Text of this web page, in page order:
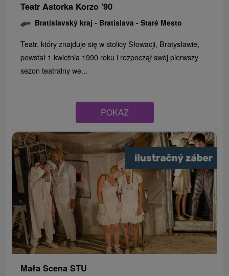
Teatr Astorka Korzo '90
Bratislavský kraj - Bratislava - Staré Mesto
Teatr, który znajduje się w stolicy Słowacji, Bratysławie,
powstał 1 kwietnia 1990 roku i rozpoczął swój pierwszy
sezon teatralny we...
POKAZ
Mała Scena STU